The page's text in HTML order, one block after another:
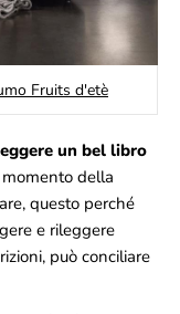
Fruits d'etè
un bel libro
della
questo perché
e rileggere
può conciliare